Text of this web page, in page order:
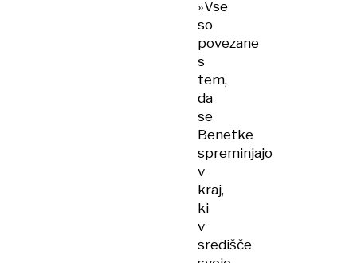
»Vse
so
povezane
s
tem,
da
se
Benetke
spreminjajo
v
kraj,
ki
v
središče